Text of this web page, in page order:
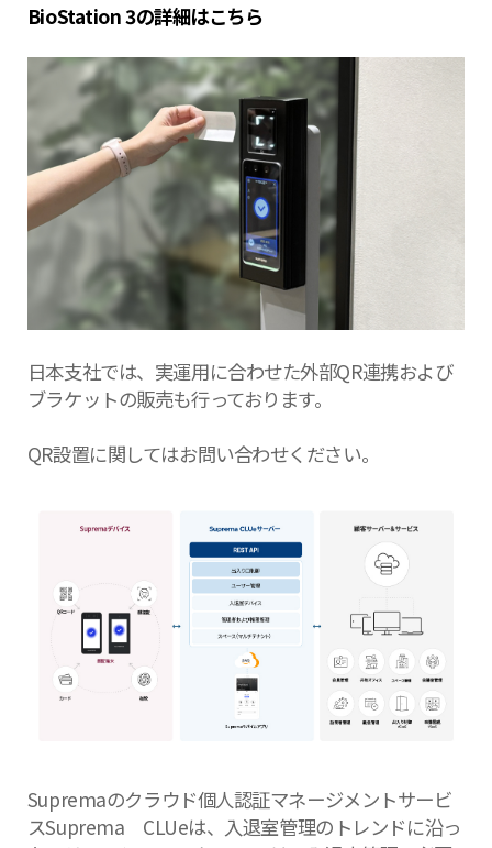
BioStation 3の詳細はこちら
日本支社では、実運用に合わせた外部QR連携および
ブラケットの販売も行っております。
QR設置に関してはお問い合わせください。
Supremaのクラウド個人認証マネージメントサービ
スSuprema CLUeは、入退室管理のトレンドに沿っ